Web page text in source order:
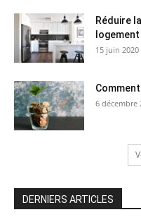
Réduire
15 juin 2020
6 décembre
DERNIERS ARTICLES